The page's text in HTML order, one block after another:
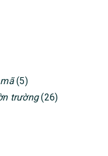
(5)
trường(26)